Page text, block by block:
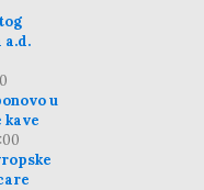
a.d.
u
kave